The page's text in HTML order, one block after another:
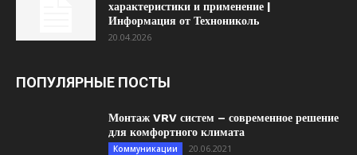
характеристики и применение |
Информация от Технониколь
20.04.2026
ПОПУЛЯРНЫЕ ПОСТЫ
Монтаж VRV систем – современное решение
для комфортного климата
Коммуникации 20.06.2021